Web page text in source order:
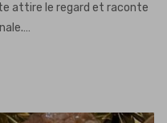
attire le regard et raconte